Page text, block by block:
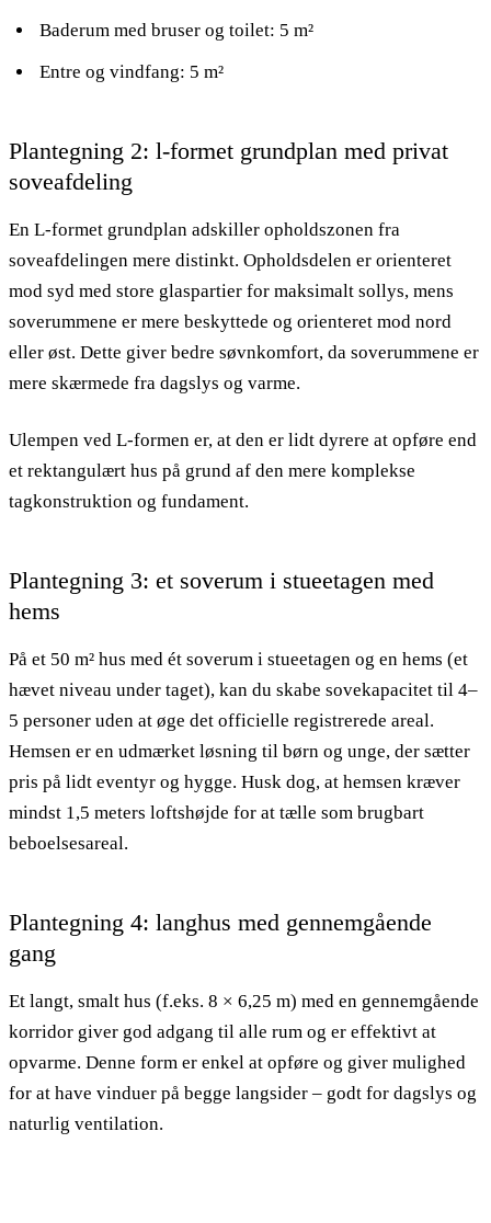
Baderum med bruser og toilet: 5 m²
Entre og vindfang: 5 m²
Plantegning 2: l-formet grundplan med privat
soveafdeling
En L-formet grundplan adskiller opholdszonen fra
soveafdelingen mere distinkt. Opholdsdelen er orienteret
mod syd med store glaspartier for maksimalt sollys, mens
soverummene er mere beskyttede og orienteret mod nord
eller øst. Dette giver bedre søvnkomfort, da soverummene er
mere skærmede fra dagslys og varme.
Ulempen ved L-formen er, at den er lidt dyrere at opføre end
et rektangulært hus på grund af den mere komplekse
tagkonstruktion og fundament.
Plantegning 3: et soverum i stueetagen med
hems
På et 50 m² hus med ét soverum i stueetagen og en hems (et
hævet niveau under taget), kan du skabe sovekapacitet til 4–
5 personer uden at øge det officielle registrerede areal.
Hemsen er en udmærket løsning til børn og unge, der sætter
pris på lidt eventyr og hygge. Husk dog, at hemsen kræver
mindst 1,5 meters loftshøjde for at tælle som brugbart
beboelsesareal.
Plantegning 4: langhus med gennemgående
gang
Et langt, smalt hus (f.eks. 8 × 6,25 m) med en gennemgående
korridor giver god adgang til alle rum og er effektivt at
opvarme. Denne form er enkel at opføre og giver mulighed
for at have vinduer på begge langsider – godt for dagslys og
naturlig ventilation.